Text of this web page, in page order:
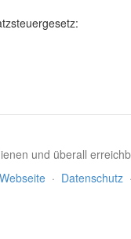
und überall
· Datenschutz ·